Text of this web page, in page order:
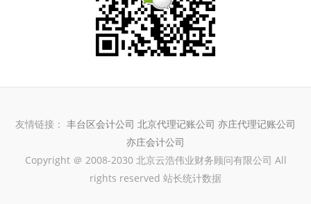
友情链接： 丰台区会计公司 北京代理记账公司 亦庄代理记账公司
亦庄会计公司
Copyright ＠ 2008-2030 北京云浩伟业财务顾问有限公司 All
rights reserved 站长统计数据